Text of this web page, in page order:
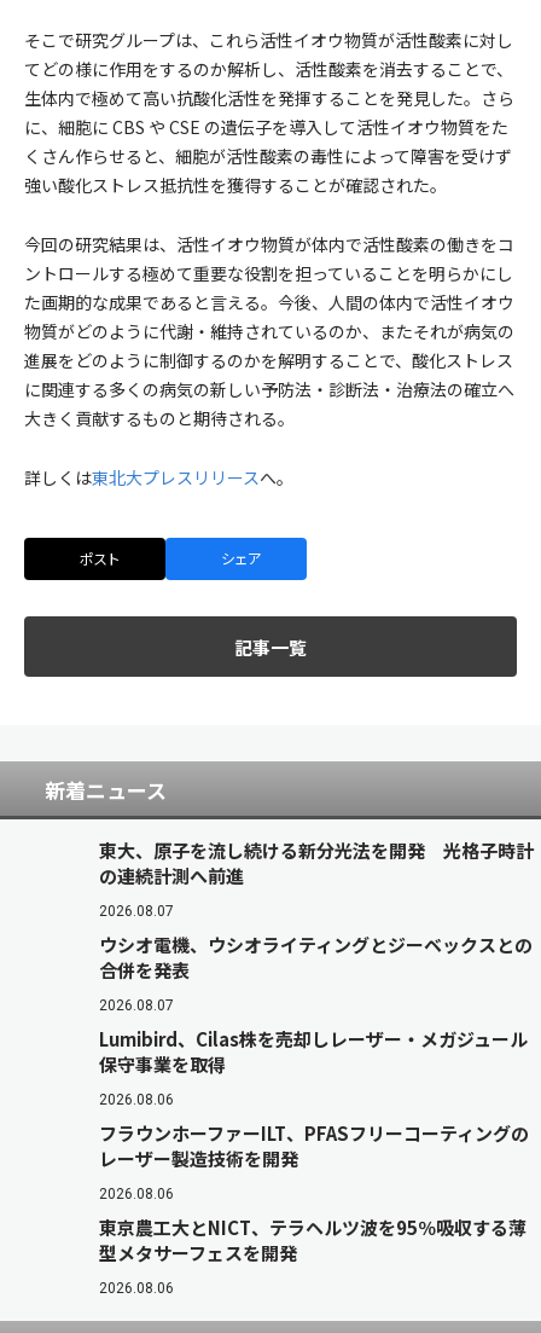
そこで研究グループは、これら活性イオウ物質が活性酸素に対し
てどの様に作用をするのか解析し、活性酸素を消去することで、
生体内で極めて高い抗酸化活性を発揮することを発見した。さら
に、細胞に CBS や CSE の遺伝子を導入して活性イオウ物質をた
くさん作らせると、細胞が活性酸素の毒性によって障害を受けず
強い酸化ストレス抵抗性を獲得することが確認された。
今回の研究結果は、活性イオウ物質が体内で活性酸素の働きをコ
ントロールする極めて重要な役割を担っていることを明らかにし
た画期的な成果であると言える。今後、人間の体内で活性イオウ
物質がどのように代謝・維持されているのか、またそれが病気の
進展をどのように制御するのかを解明することで、酸化ストレス
に関連する多くの病気の新しい予防法・診断法・治療法の確立へ
大きく貢献するものと期待される。
詳しくは東北大プレスリリースへ。
ポスト シェア
記事一覧
新着ニュース
東大、原子を流し続ける新分光法を開発 光格子時計
の連続計測へ前進
2026.08.07
ウシオ電機、ウシオライティングとジーベックスとの
合併を発表
2026.08.07
Lumibird、Cilas株を売却しレーザー・メガジュール
保守事業を取得
2026.08.06
フラウンホーファーILT、PFASフリーコーティングの
レーザー製造技術を開発
2026.08.06
東京農工大とNICT、テラヘルツ波を95％吸収する薄
型メタサーフェスを開発
2026.08.06